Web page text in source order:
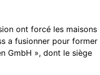
ont forcé les maisons
a fusionner pour former
GmbH », dont le siège